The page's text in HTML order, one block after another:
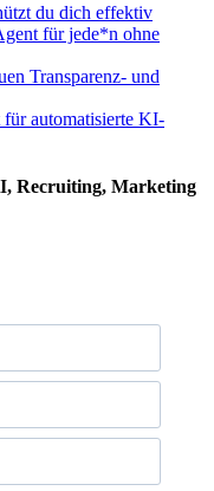
du dich effektiv
für jede*n ohne
Transparenz- und
automatisierte KI-
Recruiting, Marketing